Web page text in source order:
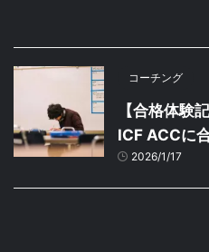
コーチング
【合格体験
ICF ACCに
2026/1/17